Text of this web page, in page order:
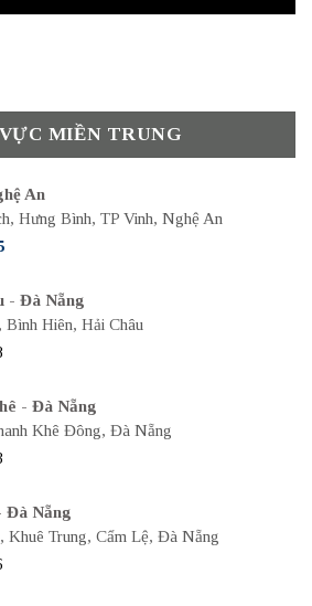
MIỀN TRUNG
An
Hưng Bình, TP Vinh, Nghệ An
- Đà Nẵng
Hiên, Hải Châu
- Đà Nẵng
Khê Đông, Đà Nẵng
Đà Nẵng
Khuê Trung, Cẩm Lệ, Đà Nẵng